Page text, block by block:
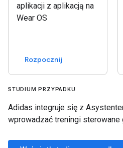
aplikacji z aplikacją na
Wear OS
Rozpocznij
STUDIUM PRZYPADKU
Adidas integruje się z
wprowadzać treningi sterowane